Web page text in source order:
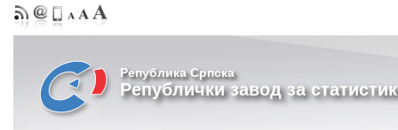
Република Српска
Републички завод за